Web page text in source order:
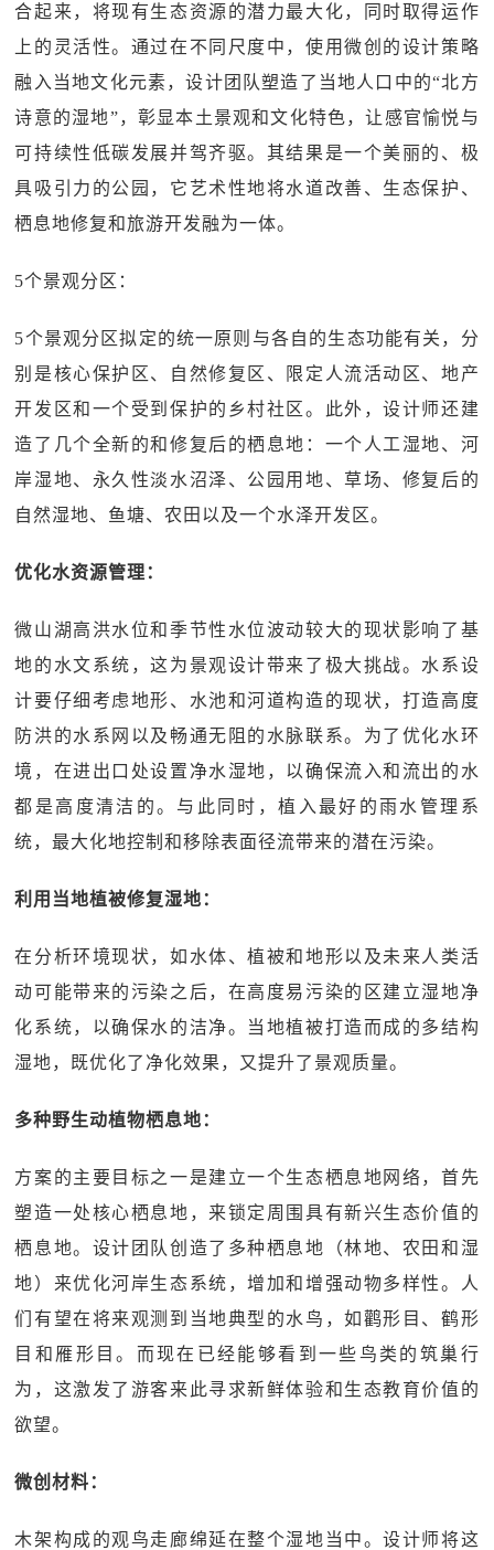
合起来，将现有生态资源的潜力最大化，同时取得运作
上的灵活性。通过在不同尺度中，使用微创的设计策略
融入当地文化元素，设计团队塑造了当地人口中的“北方
诗意的湿地”，彰显本土景观和文化特色，让感官愉悦与
可持续性低碳发展并驾齐驱。其结果是一个美丽的、极
具吸引力的公园，它艺术性地将水道改善、生态保护、
栖息地修复和旅游开发融为一体。
5个景观分区：
5个景观分区拟定的统一原则与各自的生态功能有关，分
别是核心保护区、自然修复区、限定人流活动区、地产
开发区和一个受到保护的乡村社区。此外，设计师还建
造了几个全新的和修复后的栖息地：一个人工湿地、河
岸湿地、永久性淡水沼泽、公园用地、草场、修复后的
自然湿地、鱼塘、农田以及一个水泽开发区。
优化水资源管理：
微山湖高洪水位和季节性水位波动较大的现状影响了基
地的水文系统，这为景观设计带来了极大挑战。水系设
计要仔细考虑地形、水池和河道构造的现状，打造高度
防洪的水系网以及畅通无阻的水脉联系。为了优化水环
境，在进出口处设置净水湿地，以确保流入和流出的水
都是高度清洁的。与此同时，植入最好的雨水管理系
统，最大化地控制和移除表面径流带来的潜在污染。
利用当地植被修复湿地：
在分析环境现状，如水体、植被和地形以及未来人类活
动可能带来的污染之后，在高度易污染的区建立湿地净
化系统，以确保水的洁净。当地植被打造而成的多结构
湿地，既优化了净化效果，又提升了景观质量。
多种野生动植物栖息地：
方案的主要目标之一是建立一个生态栖息地网络，首先
塑造一处核心栖息地，来锁定周围具有新兴生态价值的
栖息地。设计团队创造了多种栖息地（林地、农田和湿
地）来优化河岸生态系统，增加和增强动物多样性。人
们有望在将来观测到当地典型的水鸟，如鹳形目、鹤形
目和雁形目。而现在已经能够看到一些鸟类的筑巢行
为，这激发了游客来此寻求新鲜体验和生态教育价值的
欲望。
微创材料：
木架构成的观鸟走廊绵延在整个湿地当中。设计师将这